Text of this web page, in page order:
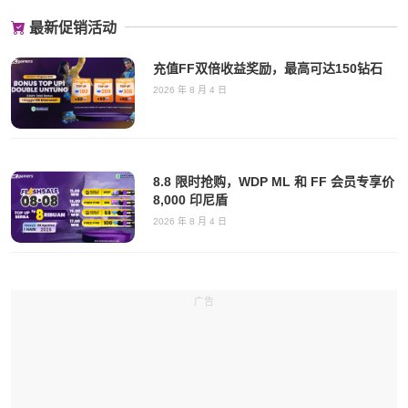
最新促销活动
充值FF双倍收益奖励，最高可达150钻石
2026 年 8 月 4 日
8.8 限时抢购，WDP ML 和 FF 会员专享价
8,000 印尼盾
2026 年 8 月 4 日
广告